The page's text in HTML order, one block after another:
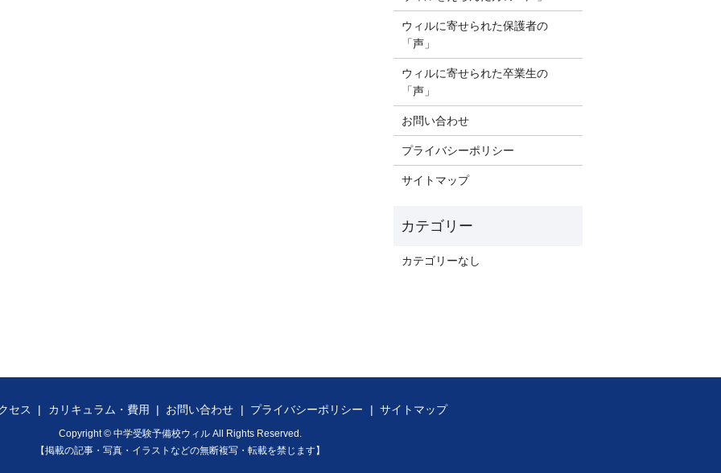
ウィルに寄せられた保護者の
「声」
ウィルに寄せられた卒業生の
「声」
お問い合わせ
プライバシーポリシー
サイトマップ
カテゴリーなし
セス カリキュラム・費用 お問い合わせ プライバシーポリシー サイトマップ
Copyright © 中学受験予備校ウィル All Rights Reserved.
【掲載の記事・写真・イラストなどの無断複写・転載を禁じます】